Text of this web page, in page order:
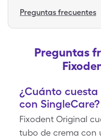
Preguntas frecuentes
Preguntas
¿Cuánto
con SingleCare?
Fixodent Original
tubo de crema